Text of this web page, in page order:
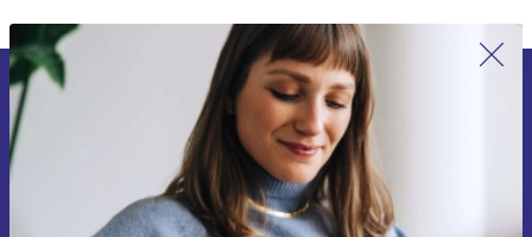
Přihlas se k odběru našich novinek a
ušetři 400 Kč!
Už nikdy nepromeškej žádnou nabídku.